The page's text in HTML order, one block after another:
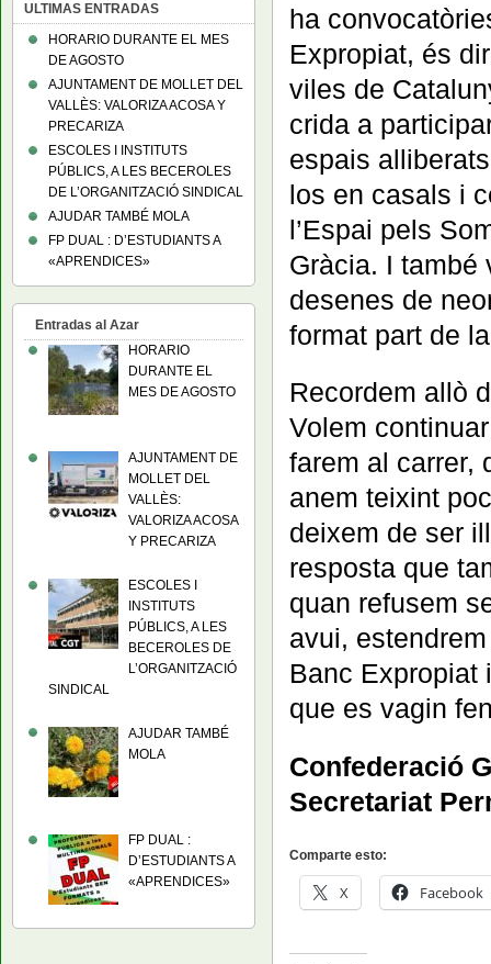
ha
Expropiat, és
viles de
crida a
espais
los en casals i
l’Espai pels
Gràcia. I també
desenes de
format part de
Recordem allò
Volem
farem al carrer,
anem teixint
deixem de ser
resposta que
quan refusem
avui,
Banc Expropiat
que es vagin
Confederació
Secretariat
Comparte esto:
X Facebook
ULTIMAS ENTRADAS
HORARIO DURANTE EL MES
DE AGOSTO
AJUNTAMENT DE MOLLET DEL
VALLÈS: VALORIZA ACOSA Y
PRECARIZA
ESCOLES I INSTITUTS
PÚBLICS, A LES BECEROLES
DE L’ORGANITZACIÓ SINDICAL
AJUDAR TAMBÉ MOLA
FP DUAL : D’ESTUDIANTS A
«APRENDICES»
Entradas al Azar
HORARIO
DURANTE EL
MES DE AGOSTO
AJUNTAMENT DE
MOLLET DEL
VALLÈS:
VALORIZA ACOSA
Y PRECARIZA
ESCOLES I
INSTITUTS
PÚBLICS, A LES
BECEROLES DE
L’ORGANITZACIÓ
SINDICAL
AJUDAR TAMBÉ
MOLA
FP DUAL :
D’ESTUDIANTS A
«APRENDICES»